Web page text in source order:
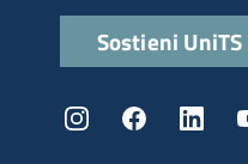
Quick linksSostieni UniTS